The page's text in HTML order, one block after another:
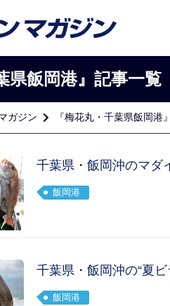
県飯岡港』記事一覧
ガジン 『梅花丸・千葉県飯岡港
千葉県・飯岡沖のマダ
飯岡港
千葉県・飯岡沖の“夏
飯岡港